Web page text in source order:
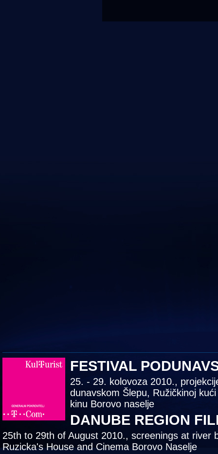
FESTIVAL
25. - 29. kolovoza 2010.,
dunavskom Šlepu, Ružičkinoj
kinu Borovo naselje
DANUBE REGION
25th to 29th of August 2010., screenings at river
Ruzicka's House and Cinema Borovo Naselje